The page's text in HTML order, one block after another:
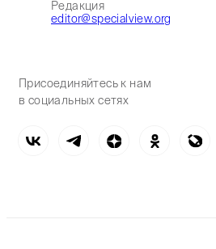
Редакция
editor@specialview.org
Присоединяйтесь к нам
в социальных сетях